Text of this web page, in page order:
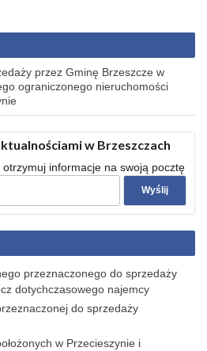
przez Gminę Brzeszcze w
ograniczonego nieruchomości
w Brzeszczach
informacje na swoją pocztę
przeznaczonego do sprzedaży
dotychczasowego najemcy
do sprzedaży
w Przecieszynie i